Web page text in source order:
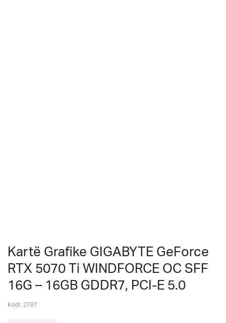
Kartë Grafike GIGABYTE GeForce
RTX 5070 Ti WINDFORCE OC SFF
16G – 16GB GDDR7, PCI-E 5.0
Kodi: 2787